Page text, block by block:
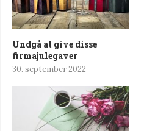
Undgå at give disse
firmajulegaver
30. september 2022